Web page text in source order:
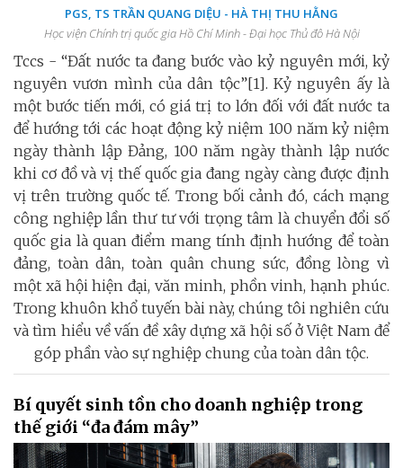
PGS, TS TRẦN QUANG DIỆU - HÀ THỊ THU HẰNG
Học viện Chính trị quốc gia Hồ Chí Minh - Đại học Thủ đô Hà Nội
Tccs - “Đất nước ta đang bước vào kỷ nguyên mới, kỷ
nguyên vươn mình của dân tộc”[1]. Kỷ nguyên ấy là
một bước tiến mới, có giá trị to lớn đối với đất nước ta
để hướng tới các hoạt động kỷ niệm 100 năm kỷ niệm
ngày thành lập Đảng, 100 năm ngày thành lập nước
khi cơ đồ và vị thế quốc gia đang ngày càng được định
vị trên trường quốc tế. Trong bối cảnh đó, cách mạng
công nghiệp lần thư tư với trọng tâm là chuyển đổi số
quốc gia là quan điểm mang tính định hướng để toàn
đảng, toàn dân, toàn quân chung sức, đồng lòng vì
một xã hội hiện đại, văn minh, phồn vinh, hạnh phúc.
Trong khuôn khổ tuyến bài này, chúng tôi nghiên cứu
và tìm hiểu về vấn đề xây dựng xã hội số ở Việt Nam để
góp phần vào sự nghiệp chung của toàn dân tộc.
Bí quyết sinh tồn cho doanh nghiệp trong
thế giới “đa đám mây”